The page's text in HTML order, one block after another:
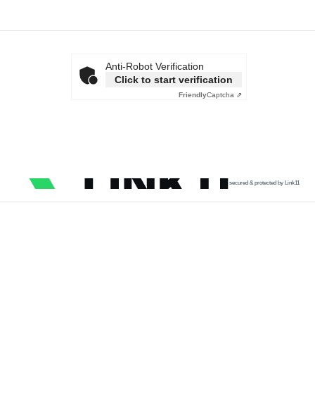
Anti-Robot Verification
Click to start verification
FriendlyCaptcha ⇗
secured & protected by Link11